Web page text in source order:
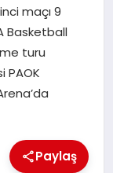
maçı 9
Basketball
turu
PAOK
Paylaş